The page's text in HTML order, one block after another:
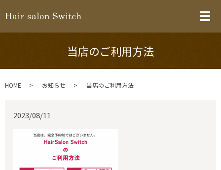
メ
当店のご利用方法
HOME お知らせ 当店のご利用方法
2023/08/11